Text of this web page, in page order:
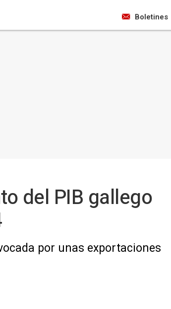
Boletines
del PIB gallego
por unas exportaciones